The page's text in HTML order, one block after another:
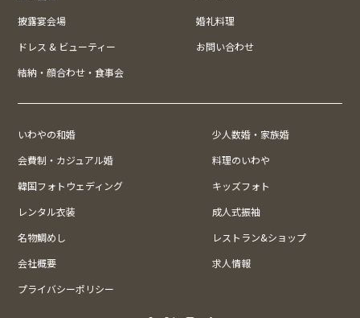
披露宴会場
婚礼料理
ドレス & ビューティー
お問い合わせ
結納・顔合わせ・食事会
いわやの和婚
少人数婚・家族婚
会費制・カジュアル婚
料理のいわや
韓国フォトウェディング
キッズフォト
レンタル衣装
成人式振袖
名物鯛めし
レストラン&ショップ
会社概要
求人情報
プライバシーポリシー